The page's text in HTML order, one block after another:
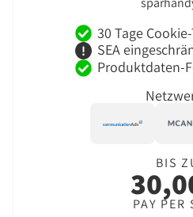
30 Tage
SEA
Produktdaten-
BIS
PAY PER